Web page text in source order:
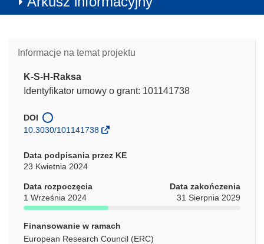
Informacje na temat projektu
K-S-H-Raksa
Identyfikator umowy o grant: 101141738
DOI
10.3030/101141738
Data podpisania przez KE
23 Kwietnia 2024
Data rozpoczęcia
1 Września 2024
Data zakończenia
31 Sierpnia 2029
Finansowanie w ramach
European Research Council (ERC)